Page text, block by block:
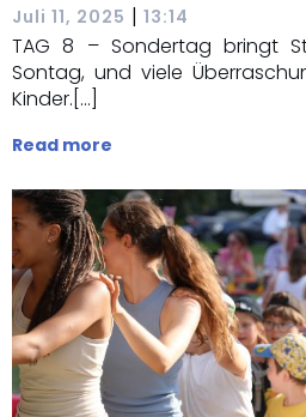
Juli 11, 2025 | 13:14
TAG 8 – Sondertag bringt
Sontag, und viele
Kinder.[…]
Read more